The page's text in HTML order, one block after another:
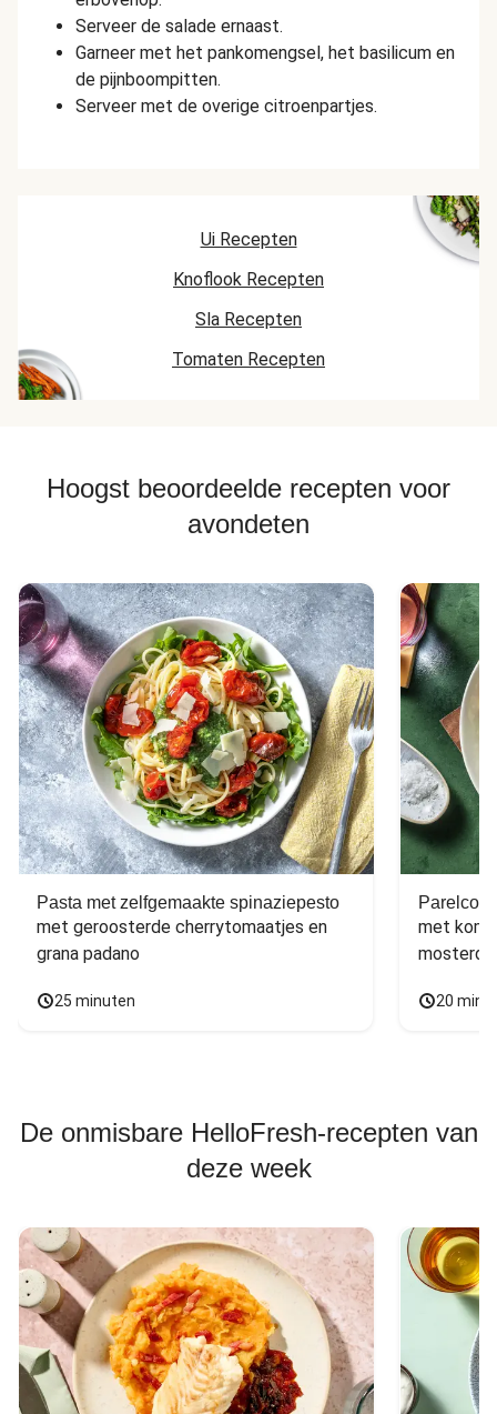
Serveer de salade ernaast.
Garneer met het pankomengsel, het basilicum en
de pijnboompitten.
Serveer met de overige citroenpartjes.
Ui Recepten
Knoflook Recepten
Sla Recepten
Tomaten Recepten
Hoogst beoordeelde recepten voor
avondeten
Pasta met zelfgemaakte spinaziepesto
met geroosterde cherrytomaatjes en
grana padano
25 minuten
met
20
De onmisbare HelloFresh-recepten van
deze week